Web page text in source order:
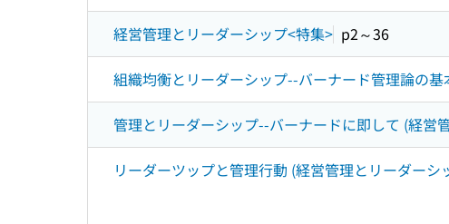
経営管理とリーダーシップ<特集> p2～36
組織均衡とリーダーシップ--バーナード管理論の
管理とリーダーシップ--バーナードに即して (経営
リーダーツップと管理行動 (経営管理とリーダーシ